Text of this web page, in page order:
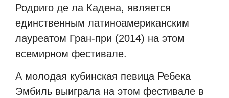
Родриго де ла Кадена, является
единственным латиноамериканским
лауреатом Гран-при (2014) на этом
всемирном фестивале.
А молодая кубинская певица Ребека
Эмбиль выиграла на этом фестивале в